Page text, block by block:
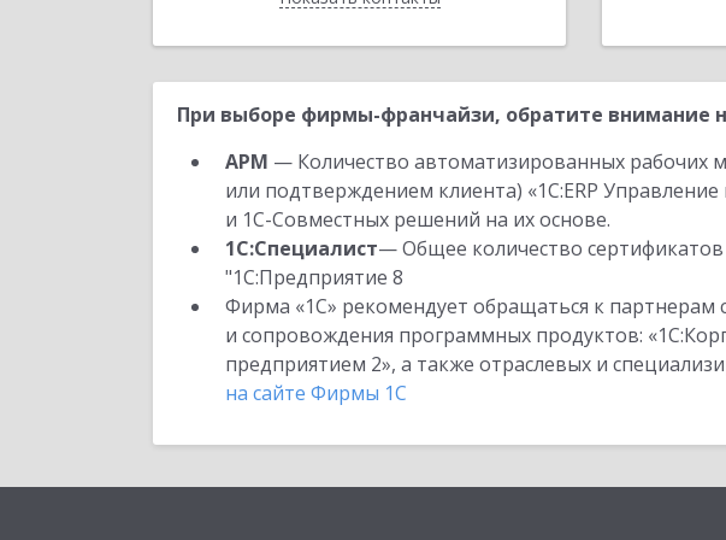
При выборе фирмы-франчайзи, обратите внимание
АРМ — Количество автоматизированных рабочих
или подтверждением клиента) «1С:ERP
и 1С-Совместных решений на их основе.
1С:Специалист— Общее количество сертификатов
"1С:Предприятие 8
Фирма «1С» рекомендует обращаться к партнерам
и сопровождения программных продуктов:
предприятием 2», а также отраслевых и
на сайте Фирмы 1С